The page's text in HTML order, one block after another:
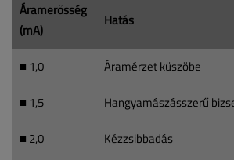
Áramerősség
(mA)
Hatás
■ 1,0 Áramérzet küszöbe
■ 1,5 Hangyamászásszerű
■ 2,0 Kézzsibbadás